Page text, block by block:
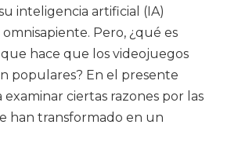
inteligencia artificial (IA)
Pero, ¿qué es
hace que los videojuegos
populares? En el presente
ciertas razones por las
han transformado en un